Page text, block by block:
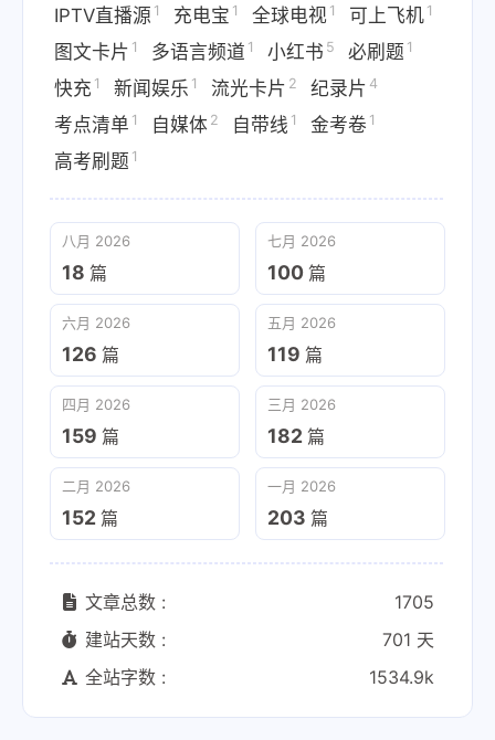
IPTV直播源 1 充电宝 1 全球电视 1 可上飞机 1
图文卡片 1 多语言频道 1 小红书 5 必刷题 1
快充 1 新闻娱乐 1 流光卡片 2 纪录片 4
考点清单 1 自媒体 2 自带线 1 金考卷 1
高考刷题 1
八月 2026
18 篇
七月 2026
100 篇
六月 2026
126 篇
五月 2026
119 篇
四月 2026
159 篇
三月 2026
182 篇
二月 2026
152 篇
一月 2026
203 篇
文章总数 :
1705
建站天数 :
701 天
全站字数 :
1534.9k